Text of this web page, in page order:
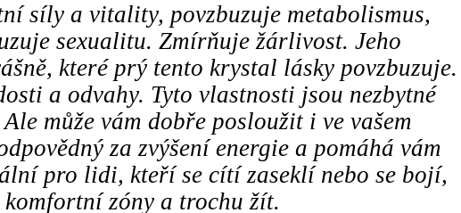
síly a vitality, povzbuzuje metabolismus,
sexualitu. Zmírňuje žárlivost. Jeho
které prý tento krystal lásky povzbuzuje.
a odvahy. Tyto vlastnosti jsou nezbytné
může vám dobře posloužit i ve vašem
za zvýšení energie a pomáhá vám
pro lidi, kteří se cítí zaseklí nebo se bojí,
zóny a trochu žít.